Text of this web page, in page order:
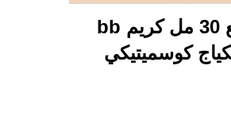
مربع 30 مل كريم bb
كوسميتيكي